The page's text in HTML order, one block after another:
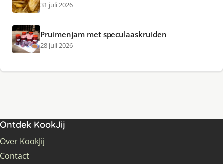
31 juli 2026
Pruimenjam met speculaaskruiden
28 juli 2026
Ontdek KookJij
Over KookJij
Contact